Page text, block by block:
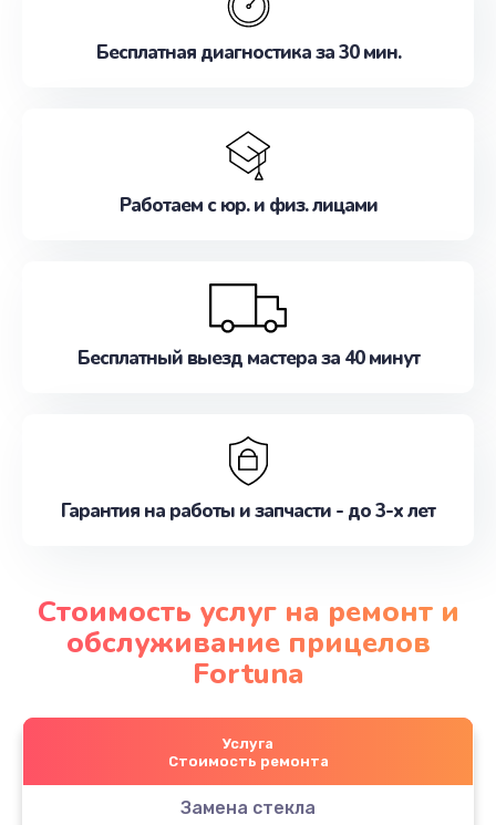
Бесплатная диагностика за 30 мин.
Работаем с юр. и физ. лицами
Бесплатный выезд мастера за 40 минут
Гарантия на работы и запчасти - до 3-х лет
Стоимость услуг на ремонт и
обслуживание прицелов
Fortuna
Услуга
Стоимость ремонта
Замена стекла